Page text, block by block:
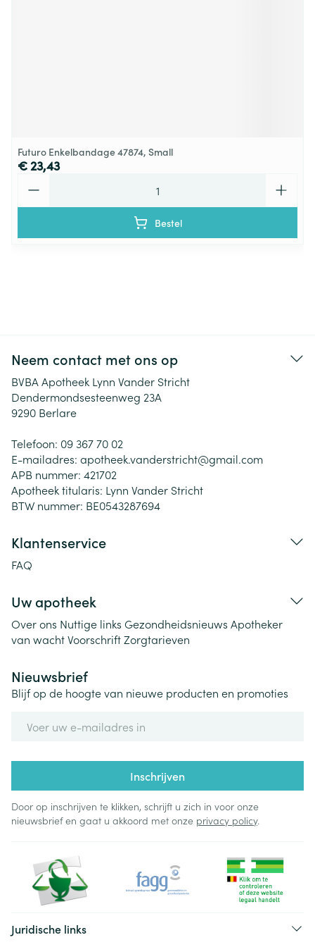
Futuro Enkelbandage 47874, Small
€ 23,43
Bestel
Neem contact met ons op
BVBA Apotheek Lynn Vander Stricht
Dendermondsesteenweg 23A
9290 Berlare
Telefoon: 09 367 70 02
E-mailadres: apotheek.vanderstricht@gmail.com
APB nummer: 421702
Apotheek titularis: Lynn Vander Stricht
BTW nummer: BE0543287694
Klantenservice
FAQ
Uw apotheek
Over ons Nuttige links Gezondheidsnieuws Apotheker
van wachtVoorschriftZorgtarieven
Nieuwsbrief
Blijf op de hoogte van nieuwe producten en promoties
Inschrijven
Door op inschrijven te klikken, schrijft u zich in voor onze
nieuwsbrief en gaat u akkoord met onze privacy policy.
Juridische links